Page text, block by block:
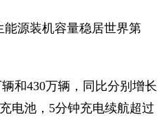
源装机容量稳居世界第
和430万辆，同比分别增长
电池，5分钟充电续航超过